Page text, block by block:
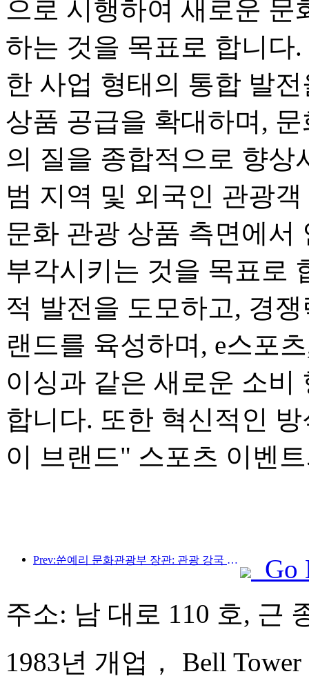
으로 시행하여 새로운
하는 것을 목표로 합니다
한 사업 형태의 통합 발
상품 공급을 확대하며,
의 질을 종합적으로 향상
범 지역 및 외국인 관광
문화 관광 상품 측면에
부각시키는 것을 목표로
적 발전을 도모하고, 경
랜드를 육성하며, e스포
이싱과 같은 새로운 소비
합니다. 또한 혁신적인
이 브랜드" 스포츠 이벤
Prev:쑨예리 문화관광부 장관: 관광 강국 건설을 촉진하고 고품질 관광 상품 공급을 풍부하게 해야 합니다.
Go
주소: 남 대로 110 호, 근
1983년 개업， Bell